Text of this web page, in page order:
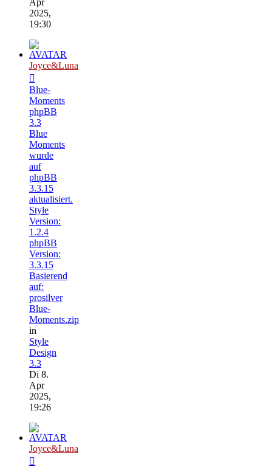
Apr
2025,
19:30
Joyce&Luna
Blue-
Moments
phpBB
3.3
Blue
Moments
wurde
auf
phpBB
3.3.15
aktualisiert.
Style
Version:
1.2.4
phpBB
Version:
3.3.15
Basierend
auf:
prosilver
Blue-
Moments.zip
in
Style
Design
3.3
Di 8.
Apr
2025,
19:26
Joyce&Luna